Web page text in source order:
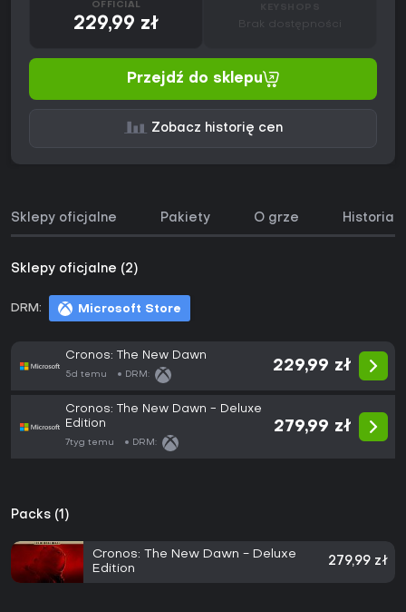
OFFICIAL
229,99 zł Brak dostępności
Przejdź do sklepu
Zobacz historię cen
Sklepy oficjalne Pakiety O grze Historia
Sklepy oficjalne (2)
DRM: Microsoft Store
Cronos: The New Dawn
5d temu DRM:
229,99 zł
Cronos: The New Dawn - Deluxe
Edition
7tyg temu DRM:
279,99 zł
Packs (1)
Cronos: The New Dawn - Deluxe
Edition
279,99 zł